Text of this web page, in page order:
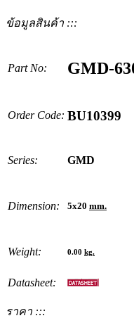
ข้อมูลสินค้า :::
Part No: GMD-
Order Code: BU10399
Series: GMD
Dimension: 5x20 mm.
Weight: 0.00 kg.
Datasheet:
ราคา :::